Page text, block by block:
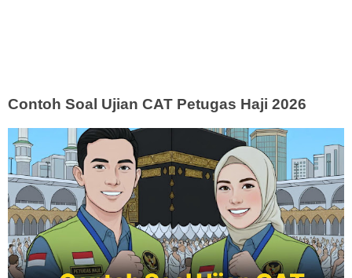
Contoh Soal Ujian CAT Petugas Haji 2026